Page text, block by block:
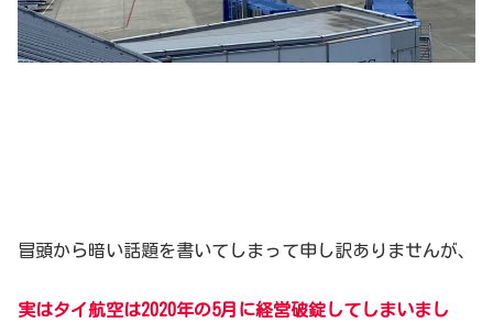
冒頭から暗い話題を書いてしまって申し訳ありませんが、
実はタイ航空は2020年の5月に経営破錠してしまいまし